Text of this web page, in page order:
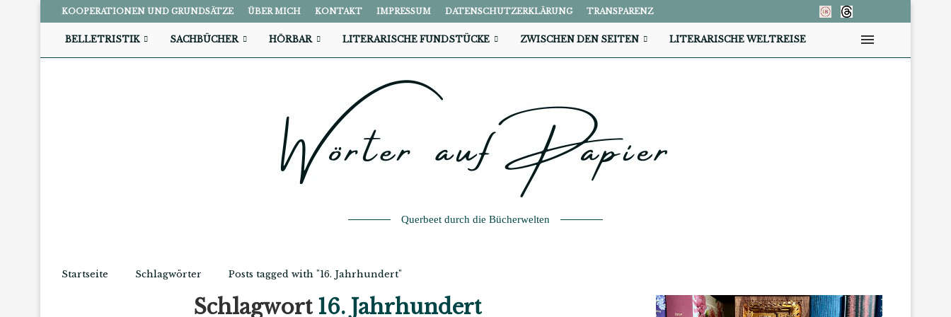
KOOPERATIONEN UND GRUNDSÄTZE ÜBER MICH KONTAKT IMPRESSUM DATENSCHUTZERKLÄRUNG TRANSPARENZ
BELLETRISTIK SACHBÜCHER HÖRBAR LITERARISCHE FUNDSTÜCKE ZWISCHEN DEN SEITEN LITERARISCHE WELTREISE
Querbeet durch die Bücherwelten
Startseite Schlagwörter Posts tagged with "16. Jahrhundert"
Schlagwort 16. Jahrhundert